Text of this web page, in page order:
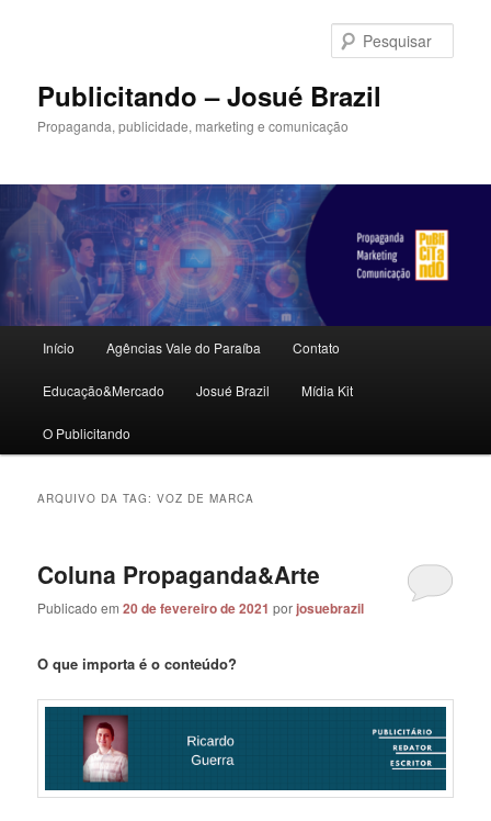
principal
secundárioPublicitando – Josué Brazil
Propaganda, publicidade, marketing e comunicação
principal
Início Agências Vale do Paraíba Contato
Educação&Mercado Josué Brazil Mídia Kit
O Publicitando
ARQUIVO DA TAG:VOZ DE MARCA
Coluna Propaganda&Arte
Publicado em20 de fevereiro de 2021 porjosuebrazil
O que importa é o conteúdo?